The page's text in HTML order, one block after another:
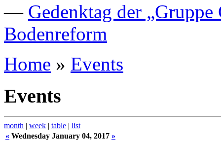
— Gedenktag der
Bodenreform
Home » Events
Events
month | week | table | list
« Wednesday January 04, 2017 »